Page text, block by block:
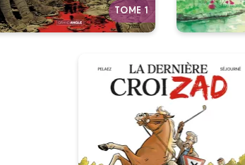
TOME 1
La Dernière
CroiZAD - histoire
complète